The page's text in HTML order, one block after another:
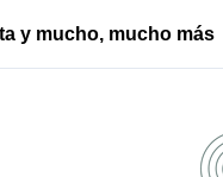
y mucho, mucho más